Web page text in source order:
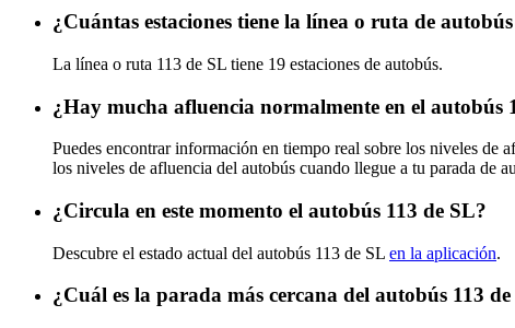
¿Cuántas estaciones tiene la línea o ruta de
La línea o ruta 113 de SL tiene 19 estaciones de autobús.
¿Hay mucha afluencia normalmente en el autobús
Puedes encontrar información en tiempo real sobre los niveles de
los niveles de afluencia del autobús cuando llegue a tu parada de
¿Circula en este momento el autobús 113 de SL?
Descubre el estado actual del autobús 113 de SL en la aplicación.
¿Cuál es la parada más cercana del autobús 113